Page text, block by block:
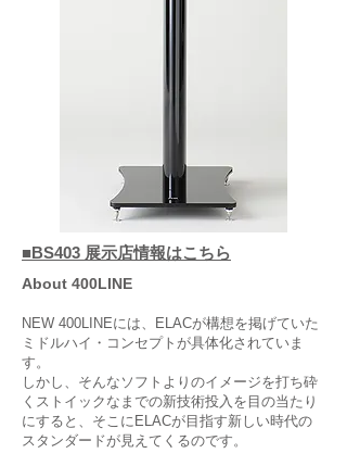
■BS403 展示店情報はこちら
About 400LINE
NEW 400LINEには、ELACが構想を掲げていた
ミドルハイ・コンセプトが具体化されていま
す。
しかし、そんなソフトよりのイメージを打ち砕
くストイックなまでの新技術投入を目の当たり
にすると、そこにELACが目指す新しい時代の
スタンダードが見えてくるのです。